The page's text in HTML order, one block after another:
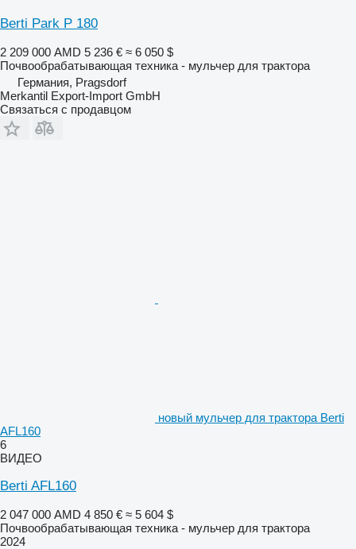
Berti Park P 180
2 209 000 AMD 5 236 € ≈ 6 050 $
Почвообрабатывающая техника - мульчер для трактора
Германия, Pragsdorf
Merkantil Export-Import GmbH
Связаться с продавцом
новый мульчер для трактора Berti
AFL160
6
ВИДЕО
Berti AFL160
2 047 000 AMD 4 850 € ≈ 5 604 $
Почвообрабатывающая техника - мульчер для трактора
2024